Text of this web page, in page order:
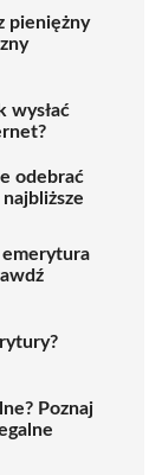
pieniężny
wysłać
odebrać
emerytura
Poznaj